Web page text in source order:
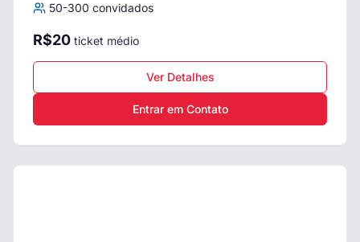
50-300 convidados
R$20 ticket médio
Ver Detalhes
Entrar em Contato